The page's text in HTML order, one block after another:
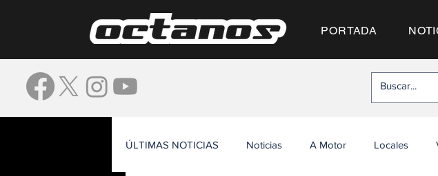
PORTADA
ÚLTIMAS NOTICIAS Noticias A Motor Locales